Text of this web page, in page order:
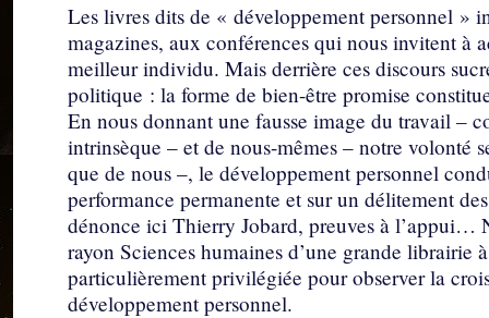
Les livres dits de « développement personnel »
magazines, aux conférences qui nous invitent à
meilleur individu. Mais derrière ces discours
politique : la forme de bien-être promise
En nous donnant une fausse image du travail –
intrinsèque – et de nous-mêmes – notre volonté
que de nous –, le développement personnel
performance permanente et sur un délitement
dénonce ici Thierry Jobard, preuves à l’appui…
rayon Sciences humaines d’une grande librairie
particulièrement privilégiée pour observer la
développement personnel.